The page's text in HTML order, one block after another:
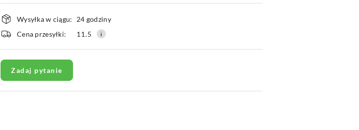
Dostępność
i
dostawa
Wysyłka w ciągu:
24 godziny
Cena przesyłki:
11.5
Zadaj pytanie